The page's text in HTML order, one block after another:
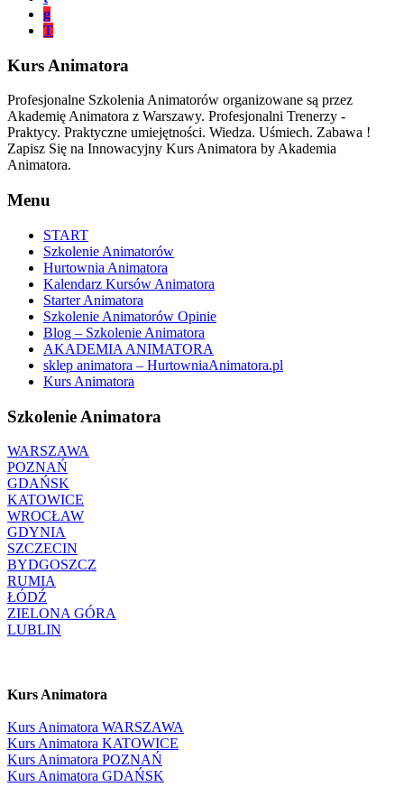
g
T
Kurs Animatora
Profesjonalne Szkolenia Animatorów organizowane są przez
Akademię Animatora z Warszawy. Profesjonalni Trenerzy -
Praktycy. Praktyczne umiejętności. Wiedza. Uśmiech. Zabawa !
Zapisz Się na Innowacyjny Kurs Animatora by Akademia
Animatora.
Menu
START
Szkolenie Animatorów
Hurtownia Animatora
Kalendarz Kursów Animatora
Starter Animatora
Szkolenie Animatorów Opinie
Blog – Szkolenie Animatora
AKADEMIA ANIMATORA
sklep animatora – HurtowniaAnimatora.pl
Kurs Animatora
Szkolenie Animatora
WARSZAWA
POZNAŃ
GDAŃSK
KATOWICE
WROCŁAW
GDYNIA
SZCZECIN
BYDGOSZCZ
RUMIA
ŁÓDŹ
ZIELONA GÓRA
LUBLIN
Kurs Animatora
Kurs Animatora WARSZAWA
Kurs Animatora KATOWICE
Kurs Animatora POZNAŃ
Kurs Animatora GDAŃSK